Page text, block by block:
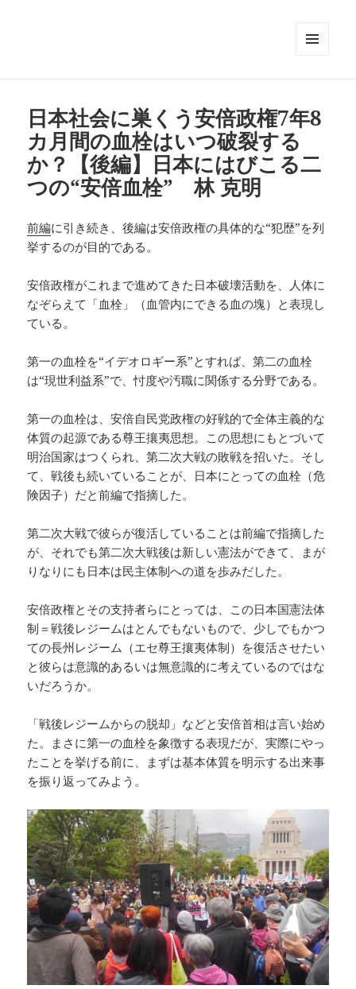
日本社会に巣くう安倍政権7年8
カ月間の血栓はいつ破裂する
か？【後編】日本にはびこる二
つの“安倍血栓” 林 克明
前編に引き続き、後編は安倍政権の具体的な“犯歴”を列
挙するのが目的である。
安倍政権がこれまで進めてきた日本破壊活動を、人体に
なぞらえて「血栓」（血管内にできる血の塊）と表現し
ている。
第一の血栓を“イデオロギー系”とすれば、第二の血栓
は“現世利益系”で、忖度や汚職に関係する分野である。
第一の血栓は、安倍自民党政権の好戦的で全体主義的な
体質の起源である尊王攘夷思想。この思想にもとづいて
明治国家はつくられ、第二次大戦の敗戦を招いた。そし
て、戦後も続いていることが、日本にとっての血栓（危
険因子）だと前編で指摘した。
第二次大戦で彼らが復活していることは前編で指摘した
が、それでも第二次大戦後は新しい憲法ができて、まが
りなりにも日本は民主体制への道を歩みだした。
安倍政権とその支持者らにとっては、この日本国憲法体
制＝戦後レジームはとんでもないもので、少しでもかつ
ての長州レジーム（エセ尊王攘夷体制）を復活させたい
と彼らは意識的あるいは無意識的に考えているのではな
いだろうか。
「戦後レジームからの脱却」などと安倍首相は言い始め
た。まさに第一の血栓を象徴する表現だが、実際にやっ
たことを挙げる前に、まずは基本体質を明示する出来事
を振り返ってみよう。